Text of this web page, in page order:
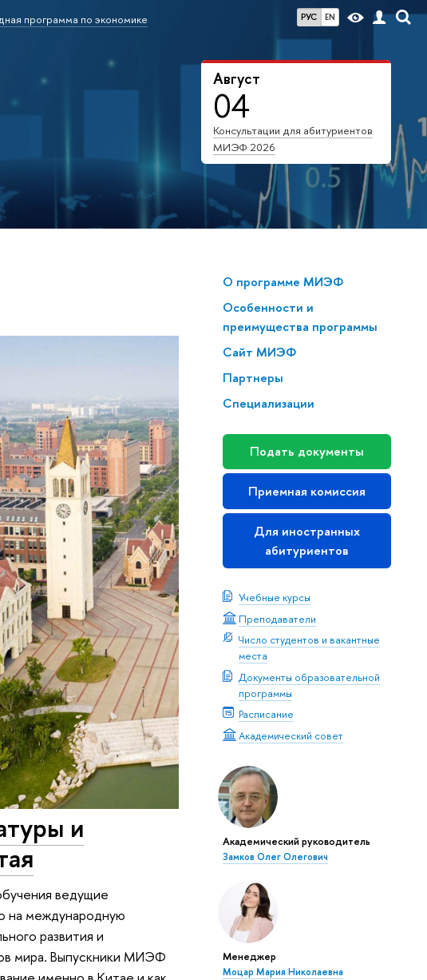
РУС EN
программа по экономике
Август
04
Консультации для абитуриентов
МИЭФ 2026
О программе МИЭФ
Особенности и
преимущества программы
Сайт МИЭФ
Партнеры
Специализации
Подать документы
Приемная комиссия
Для иностранных
абитуриентов
Учебные курсы
Преподаватели
Число студентов и вакантные
места
Документы образовательной
программы
Расписание
Академический совет
Академический руководитель
Замков Олег Олегович
Менеджер
Моцар Мария Николаевна
и
ведущие
на международную
развития и
мира. Выпускники МИЭФ